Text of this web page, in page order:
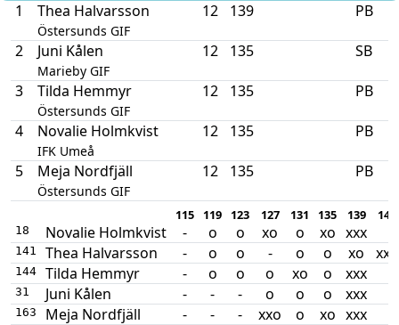
1
Thea Halvarsson
Östersunds GIF
12 139 PB
2 Juni Kålen
Marieby GIF
12 135 SB
3 Tilda Hemmyr
Östersunds GIF
12 135 PB
4 Novalie Holmkvist
IFK Umeå
12 135 PB
5 Meja Nordfjäll
Östersunds GIF
12 135 PB
115 119 123 127 131 135 139 140
18 Novalie Holmkvist - o o xo o xo xxx
141 Thea Halvarsson - o o - o o xo xxx
144 Tilda Hemmyr - o o o xo o xxx
31 Juni Kålen - - - o o o xxx
163 Meja Nordfjäll - - - xxo o xo xxx